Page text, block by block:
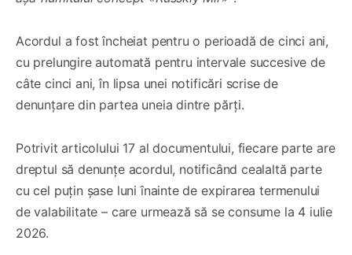
Acordul a fost încheiat pentru o perioadă de cinci ani,
cu prelungire automată pentru intervale succesive de
câte cinci ani, în lipsa unei notificări scrise de
denunțare din partea uneia dintre părți.
Potrivit articolului 17 al documentului, fiecare parte are
dreptul să denunțe acordul, notificând cealaltă parte
cu cel puțin șase luni înainte de expirarea termenului
de valabilitate – care urmează să se consume la 4 iulie
2026.